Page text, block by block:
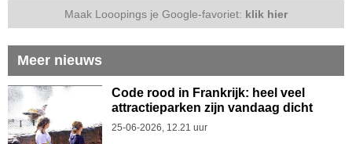
Maak Looopings je Google-favoriet: klik hier
Meer nieuws
Code rood in Frankrijk: heel veel
attractieparken zijn vandaag dicht
25-06-2026, 12.21 uur